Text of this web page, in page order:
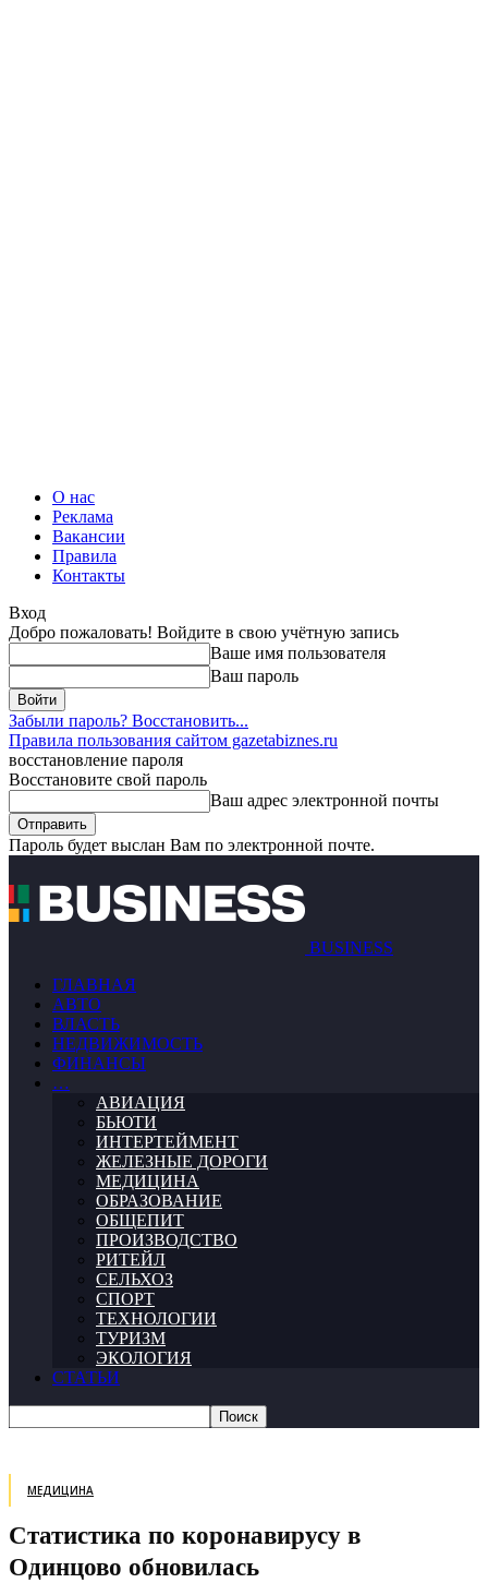
О нас
Реклама
Вакансии
Правила
Контакты
Вход
Добро пожаловать! Войдите в свою учётную запись
Ваше имя пользователя
Ваш пароль
Забыли пароль? Восстановить...
Правила пользования сайтом gazetabiznes.ru
восстановление пароля
Восстановите свой пароль
Ваш адрес электронной почты
Пароль будет выслан Вам по электронной почте.
BUSINESS
ГЛАВНАЯ
АВТО
ВЛАСТЬ
НЕДВИЖИМОСТЬ
ФИНАНСЫ
…
АВИАЦИЯ
БЬЮТИ
ИНТЕРТЕЙМЕНТ
ЖЕЛЕЗНЫЕ ДОРОГИ
МЕДИЦИНА
ОБРАЗОВАНИЕ
ОБЩЕПИТ
ПРОИЗВОДСТВО
РИТЕЙЛ
СЕЛЬХОЗ
СПОРТ
ТЕХНОЛОГИИ
ТУРИЗМ
ЭКОЛОГИЯ
СТАТЬИ
МЕДИЦИНА
Статистика по коронавирусу в
Одинцово обновилась